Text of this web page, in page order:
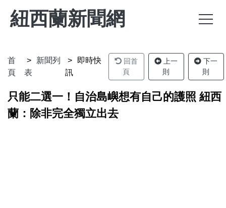
紐西蘭新聞網
首
頁
新聞列
表
即時快
訊
回首
頁
上一
則
下一
則
只能二選一！自治島嶼想有自己的護照 紐西
蘭：除非完全獨立出去